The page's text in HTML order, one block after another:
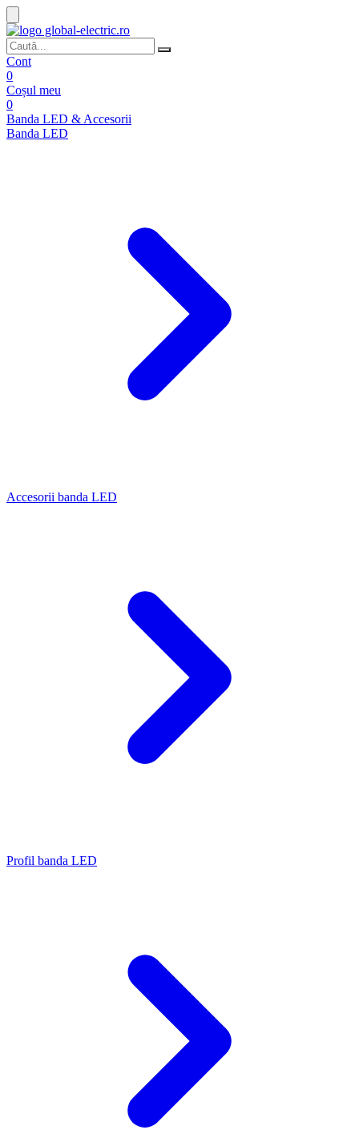
Cont
0
Coșul meu
0
Banda LED & Accesorii
Banda LED
Accesorii banda LED
Profil banda LED